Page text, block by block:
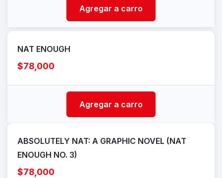
Agregar a carro
NAT ENOUGH
$78,000
Agregar a carro
ABSOLUTELY NAT: A GRAPHIC NOVEL (NAT
ENOUGH NO. 3)
$78,000